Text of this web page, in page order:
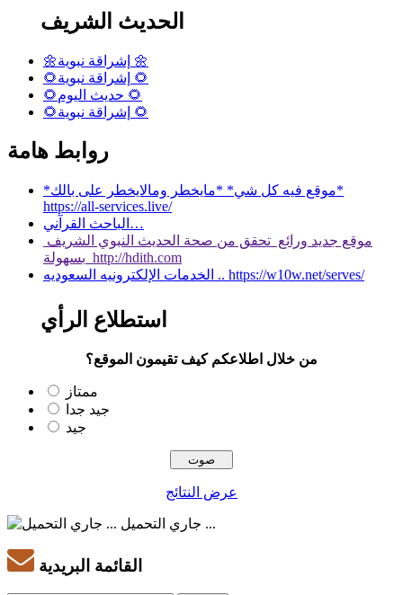
الحديث الشريف
🌼إشراقة نبوية 🌼
🌻إشراقة نبوية 🌻
🌻حديث اليوم 🌻
🌻إشراقة نبوية 🌻
روابط هامة
*موقع فيه كل شي* *مايخطر ومالايخطر على بالك*
https://all-services.live/
الباحث القرآني…
موقع جديد ورائع تحقق من صحة الحديث النبوي الشريف
بسهولة http://hdith.com
الخدمات الإلكترونيه السعوديه .. https://w10w.net/serves/
استطلاع الرأي
من خلال اطلاعكم كيف تقيمون الموقع؟
ممتاز
جيد جدا
جيد
عرض النتائج
جاري التحميل ...
القائمة البريدية